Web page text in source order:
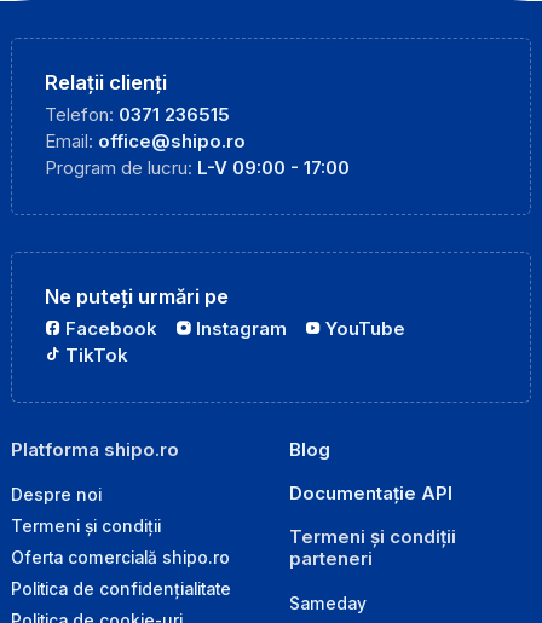
Relații clienți
Telefon: 0371 236515
Email: office@shipo.ro
Program de lucru: L-V 09:00 - 17:00
Ne puteți urmări pe
Facebook Instagram
YouTube
TikTok
Platforma shipo.ro
Despre noi
Termeni și condiții
Oferta comercială shipo.ro
Politica de confidențialitate
Blog
Documentație API
Termeni și condiții
parteneri
Sameday